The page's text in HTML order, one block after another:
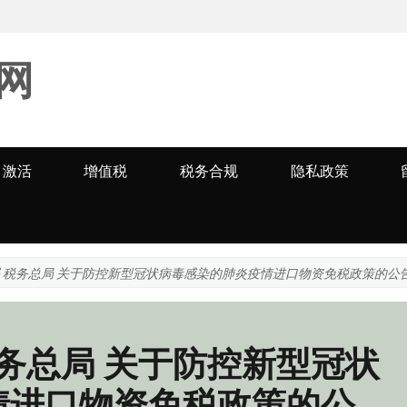
激活 增值税 税务合规 隐私政策
务总局 关于防控新型冠状病毒感染的肺炎疫情进口物资免税政策的公
总局 关于防控新型冠状